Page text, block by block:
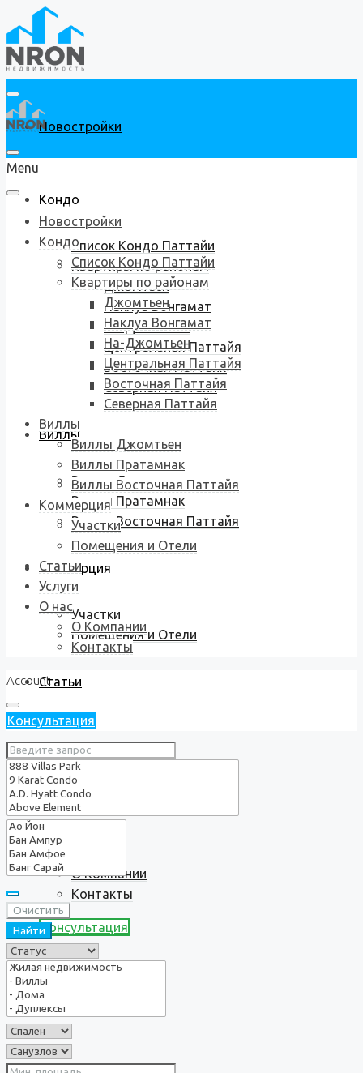
Новостройки
Кондо
Список Кондо Паттайи
Квартиры по районам
Джомтьен
Наклуа Вонгамат
На-Джомтьен
Центральная Паттайя
Восточная Паттайя
Северная Паттайя
Виллы
Виллы Джомтьен
Виллы Пратамнак
Виллы Восточная Паттайя
Коммерция
Участки
Помещения и Отели
Статьи
Услуги
О нас
О Компании
Контакты
Консультация
Menu
Новостройки
Кондо
Список Кондо Паттайи
Квартиры по районам
Джомтьен
Наклуа Вонгамат
На-Джомтьен
Центральная Паттайя
Восточная Паттайя
Северная Паттайя
Виллы
Виллы Джомтьен
Виллы Пратамнак
Виллы Восточная Паттайя
Коммерция
Участки
Помещения и Отели
Статьи
Услуги
О нас
О Компании
Контакты
Account
Консультация
Очистить
Найти